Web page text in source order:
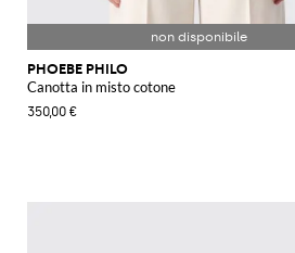
PHOEBE PHILO
Canotta in misto cotone
350,00 €